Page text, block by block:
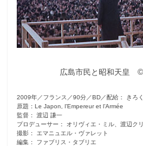
観
た
い
映
こ
の
で
広島市民と昭和天皇
2009年／フランス／90分／BD／配給： きろ
原題：Le Japon, l’Empereur et l’Armée
監督： 渡辺 謙一
プロデューサー： オリヴィエ・ミル、渡辺ク
撮影： エマニュエル・ヴァレット
編集： ファブリス・タブリエ